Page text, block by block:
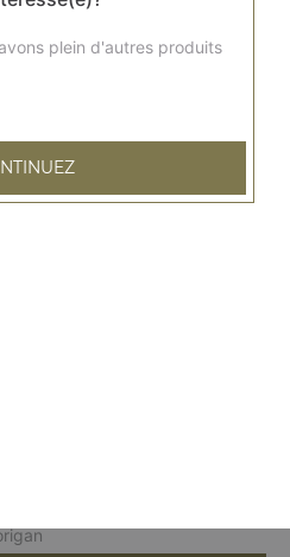
€
persil, ail, cocktail de
d'olive
plein d'autres produits